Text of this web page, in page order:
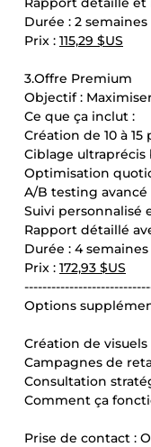
Durée : 2 semaines
Prix : 115,29 $US
3.Offre Premium
Objectif :
Ce que ça inclut :
Création de 10 à
Ciblage ultraprécis
Optimisation
A/B testing
Suivi personnalisé
Rapport détaillé
Durée : 4 semaines
Prix : 172,93 $US
Options
Création de
Campagnes de
Consultation
Comment ça
Prise de contact :